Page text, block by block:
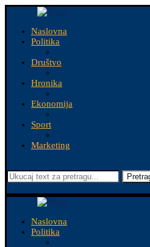
Naslovna
Politika
Društvo
Hronika
Ekonomija
Sport
Marketing
Naslovna
Politika